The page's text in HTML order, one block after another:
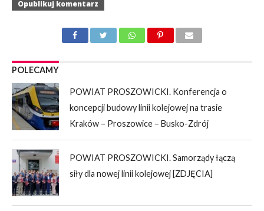
POLECAMY
POWIAT PROSZOWICKI. Konferencja o
koncepcji budowy linii kolejowej na trasie
Kraków – Proszowice – Busko-Zdrój
POWIAT PROSZOWICKI. Samorządy łączą
siły dla nowej linii kolejowej [ZDJĘCIA]